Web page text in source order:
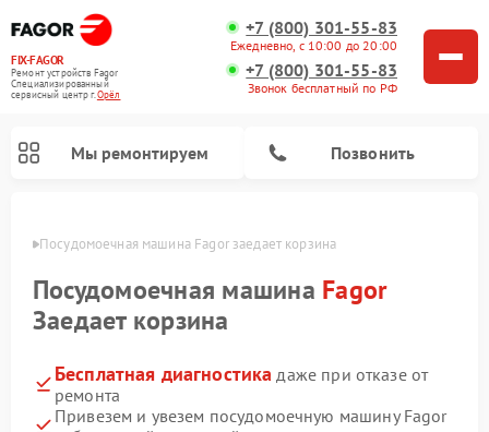
FIX-FAGOR
Ремонт устройств Fagor
Специализированный
cервисный центр г.Орёл
+7 (800) 301-55-83
Ежедневно, с 10:00 до 20:00
+7 (800) 301-55-83
Звонок бесплатный по РФ
Мы ремонтируем Позвонить
Посудомоечная машина Fagor заедает корзина
Посудомоечная машина Fagor
Заедает корзина
Бесплатная диагностика даже при отказе от
ремонта
Привезем и увезем посудомоечную машину Fagor